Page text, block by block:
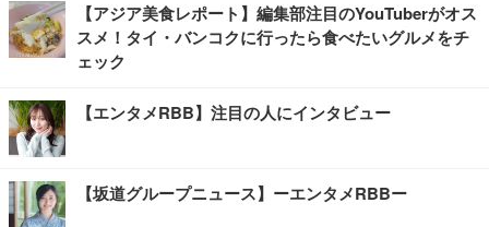
【アジア美食レポート】編集部注目のYouTuberがオス
スメ！タイ・バンコクに行ったら食べたいグルメをチ
ェック
【エンタメRBB】注目の人にインタビュー
【坂道グループニュース】ーエンタメRBBー